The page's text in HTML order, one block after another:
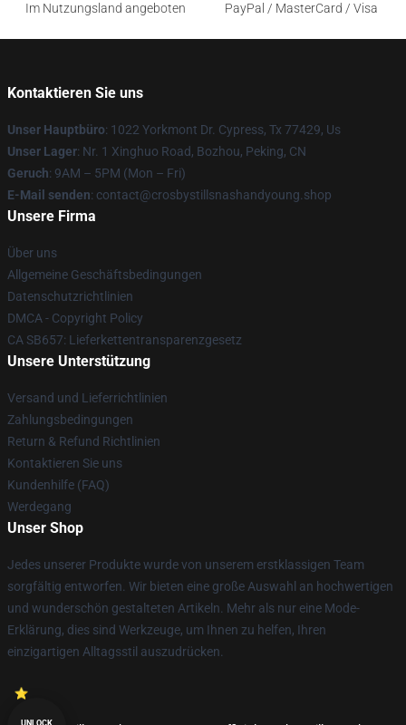
Im Nutzungsland angeboten
PayPal / MasterCard / Visa
Kontaktieren Sie uns
Unser Hauptbüro: 1022 Yorkmont Dr. Cypress, Tx 77429, Us
Unser Lager: Nr. 1 Xinghuo Road, Bozhou, Peking, CN
Geruch: 9AM – 5PM (Mon – Fri)
E-Mail senden: contact@crosbystillsnashandyoung.shop
Unsere Firma
Über uns
Allgemeine Geschäftsbedingungen
Datenschutzrichtlinien
DMCA - Copyright Policy
CA SB657: Lieferkettentransparenzgesetz
Unsere Unterstützung
Versand und Lieferrichtlinien
Zahlungsbedingungen
Return & Refund Richtlinien
Kontaktieren Sie uns
Kundenhilfe (FAQ)
Werdegang
Unser Shop
Jedes unserer Produkte wurde von unserem erstklassigen Team
sorgfältig entworfen. Wir bieten eine große Auswahl an hochwertigen
und wunderschön gestalteten Artikeln. Mehr als nur eine Mode-
Erklärung, dies sind Werkzeuge, um Ihnen zu helfen, Ihren
einzigartigen Alltagsstil auszudrücken.
UNLOCK